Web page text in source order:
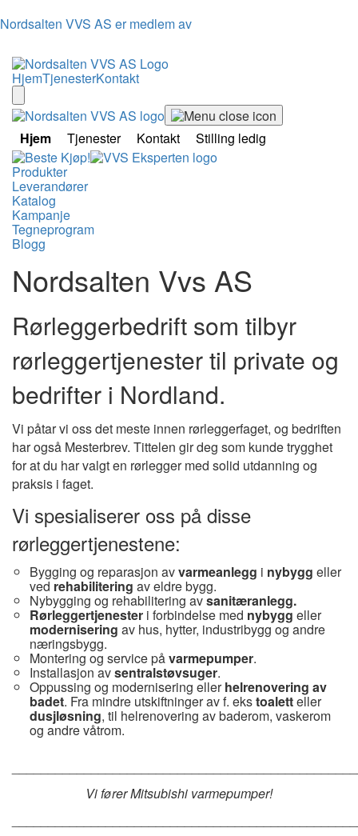
Nordsalten VVS AS er medlem av
HjemTjenesterKontakt
Hjem Tjenester Kontakt
Stilling ledig
Produkter
Leverandører
Katalog
Kampanje
Tegneprogram
Blogg
Nordsalten Vvs AS
Rørleggerbedrift som tilbyr
rørleggertjenester til private og
bedrifter i Nordland.
Vi påtar vi oss det meste innen rørleggerfaget, og bedriften
har også Mesterbrev. Tittelen gir deg som kunde trygghet
for at du har valgt en rørlegger med solid utdanning og
praksis i faget.
Vi spesialiserer oss på disse
rørleggertjenestene:
Bygging og reparasjon avvarmeanlegg i nybygg eller
ved rehabilitering av eldre bygg.
Nybygging og rehabilitering avsanitæranlegg.
Rørleggertjenester i forbindelse med nybygg eller
modernisering av hus, hytter, industribygg og andre
næringsbygg.
Montering og service påvarmepumper.
Installasjon avsentralstøvsuger.
Oppussing og modernisering ellerhelrenovering av
badet. Fra mindre utskiftninger av f. ekstoaletteller
dusjløsning, til helrenovering av baderom, vaskerom
og andre våtrom.
Vi fører Mitsubishi varmepumper!